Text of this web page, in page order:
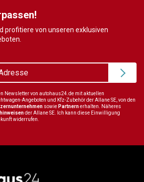
profitiere von unseren exklusiven
Newsletter von autohaus24.de mit aktuellen
Angeboten und Kfz-Zubehör der Allane SE, von den
sowie Partnernerhalten. Näheres
der Allane SE. Ich kann diese Einwilligung
widerrufen.